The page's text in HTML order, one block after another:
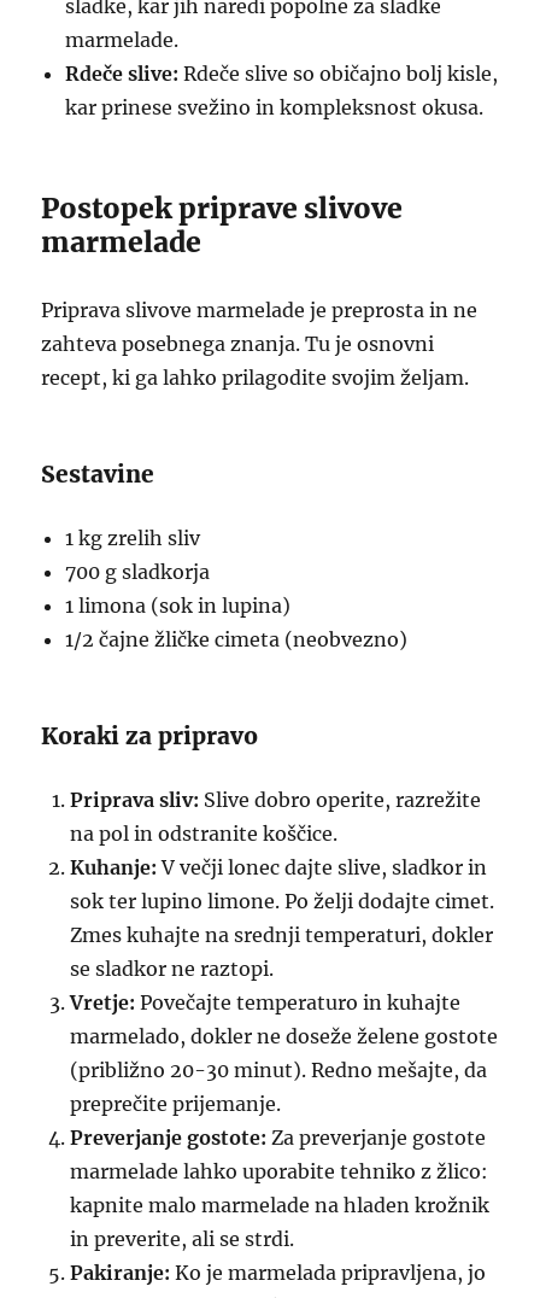
sladke, kar jih naredi popolne za sladke
marmelade.
Rdeče slive: Rdeče slive so običajno bolj kisle,
kar prinese svežino in kompleksnost okusa.
Postopek priprave slivove
marmelade
Priprava slivove marmelade je preprosta in ne
zahteva posebnega znanja. Tu je osnovni
recept, ki ga lahko prilagodite svojim željam.
Sestavine
1 kg zrelih sliv
700 g sladkorja
1 limona (sok in lupina)
1/2 čajne žličke cimeta (neobvezno)
Koraki za pripravo
Priprava sliv: Slive dobro operite, razrežite
na pol in odstranite koščice.
Kuhanje: V večji lonec dajte slive, sladkor in
sok ter lupino limone. Po želji dodajte cimet.
Zmes kuhajte na srednji temperaturi, dokler
se sladkor ne raztopi.
Vretje: Povečajte temperaturo in kuhajte
marmelado, dokler ne doseže želene gostote
(približno 20-30 minut). Redno mešajte, da
preprečite prijemanje.
Preverjanje gostote: Za preverjanje gostote
marmelade lahko uporabite tehniko z žlico:
kapnite malo marmelade na hladen krožnik
in preverite, ali se strdi.
Pakiranje: Ko je marmelada pripravljena, jo